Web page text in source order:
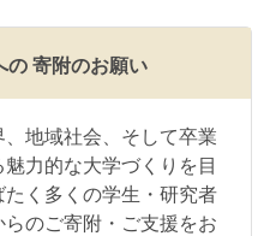
の 寄附のお願い
地域社会、そして卒業
力的な大学づくりを目
く多くの学生・研究者
のご寄附・ご支援をお